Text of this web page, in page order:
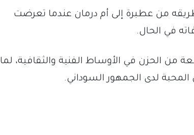
من عطبرة إلى أم درمان عندما تعرضت
في الحال.
من الحزن في الأوساط الفنية والثقافية، لما
لدى الجمهور السوداني.